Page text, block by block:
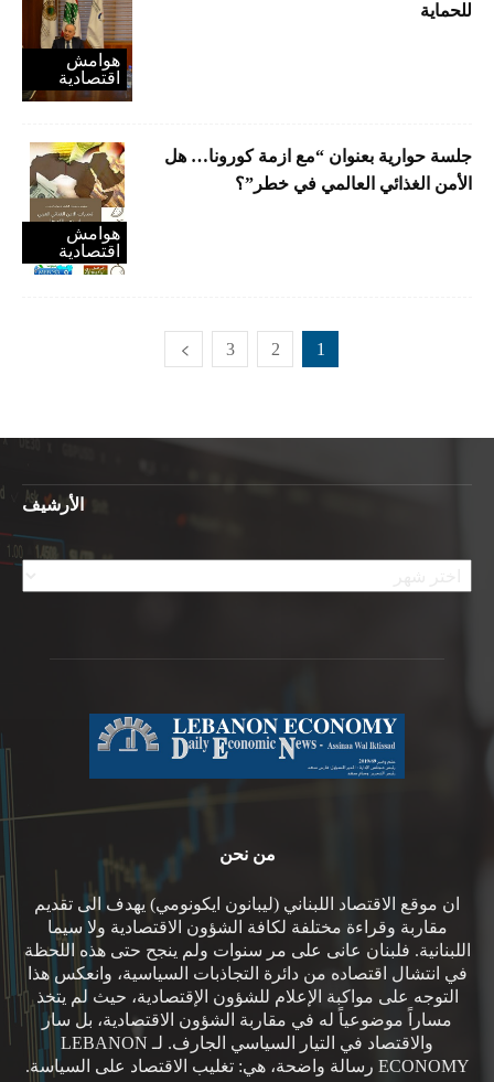
هوامش
اقتصادية
للحماية
هوامش
اقتصادية
جلسة حوارية بعنوان “مع ازمة كورونا… هل
الأمن الغذائي العالمي في خطر”؟
1
2
3
الأرشيف
الأرشيف
من نحن
ان موقع الاقتصاد اللبناني (ليبانون ايكونومي) يهدف الى تقديم
مقاربة وقراءة مختلفة لكافة الشؤون الاقتصادية ولا سيما
اللبنانية. فلبنان عانى على مر سنوات ولم ينجح حتى هذه اللحظة
في انتشال اقتصاده من دائرة التجاذبات السياسية، وانعكس هذا
التوجه على مواكبة الإعلام للشؤون الإقتصادية، حيث لم يتخذ
مساراً موضوعياً له في مقاربة الشؤون الاقتصادية، بل سار
والاقتصاد في التيار السياسي الجارف. لـ LEBANON
ECONOMY رسالة واضحة، هي: تغليب الاقتصاد على السياسة.